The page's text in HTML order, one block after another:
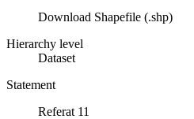
Download Shapefile (.shp)
Hierarchy level
Dataset
Statement
Referat 11